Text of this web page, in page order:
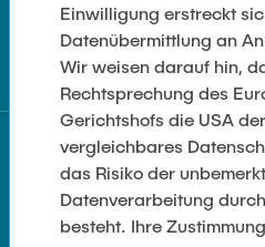
Cookie-Einstellungen
Einwilligung erstreckt
Datenübermittlung an
Wir weisen darauf hin,
Rechtsprechung des
Gerichtshofs die USA
vergleichbares
das Risiko der
Datenverarbeitung
besteht. Ihre